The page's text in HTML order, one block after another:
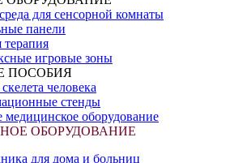
для сенсорной комнаты
панели
терапия
игровые зоны
ПОСОБИЯ
человека
стенды
медицинское оборудование
ОБОРУДОВАНИЕ